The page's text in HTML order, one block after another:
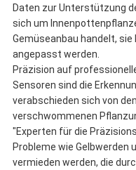
Daten zur Unterstützung
sich um
Gemüseanbau handelt,
angepasst werden.
Präzision auf
Sensoren sind die
verabschieden sich von
verschwommenen
"Experten für die
Probleme wie Gelbwerden
vermieden werden, die